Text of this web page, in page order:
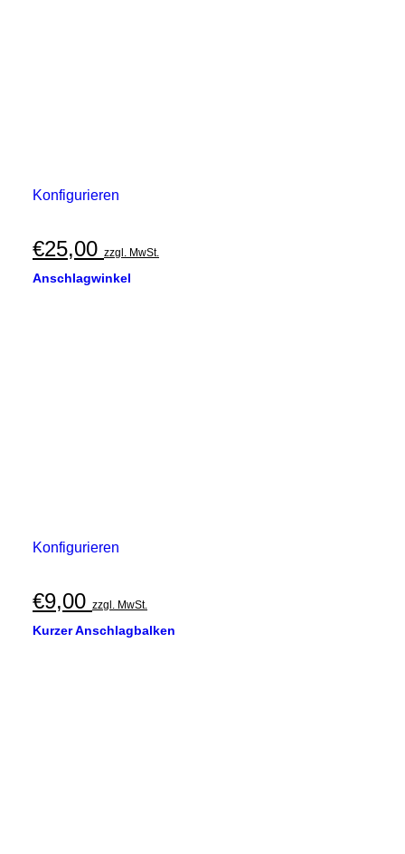
Konfigurieren
€25,00 zzgl. MwSt.
Anschlagwinkel
Konfigurieren
€9,00 zzgl. MwSt.
Kurzer Anschlagbalken